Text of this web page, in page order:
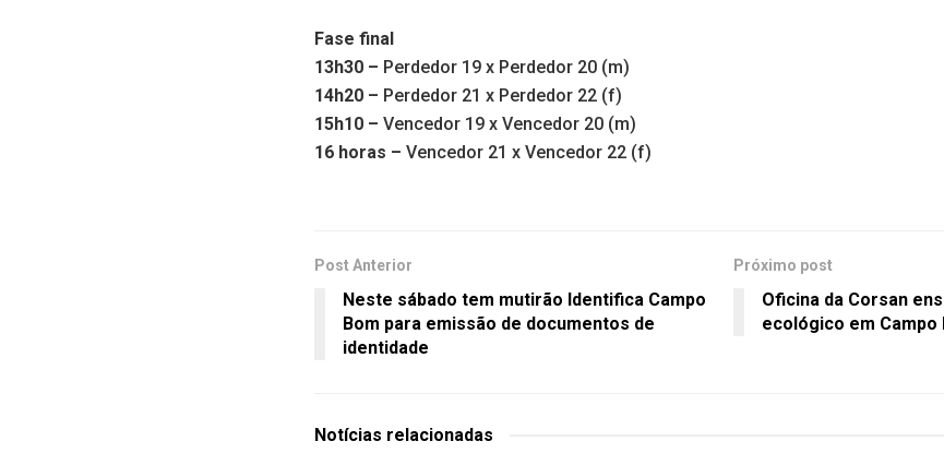
Fase final
13h30 – Perdedor 19 x Perdedor 20 (m)
14h20 – Perdedor 21 x Perdedor 22 (f)
15h10 – Vencedor 19 x Vencedor 20 (m)
16 horas – Vencedor 21 x Vencedor 22 (f)
Post Anterior
Neste sábado tem mutirão Identifica Campo
Bom para emissão de documentos de
identidade
Próximo post
Oficina da Corsan
ecológico em Campo
Notícias relacionadas